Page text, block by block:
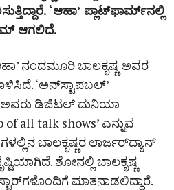
‘ಆಹಾ’ ಪ್ಲಾಟ್‌ಫಾರ್ಮ್‌ನಲ್ಲಿ
ಆಗಲಿದೆ.
ನಂದಮೂರಿ ಬಾಲಕೃಷ್ಣ ಅವರ
‘ಅನ್‌ಸ್ಟಾಪಬಲ್‌’
ಡಿಜಿಟಲ್ ದುನಿಯಾ
of all talk shows’ ಎನ್ನುವ
ಬಾಲಕೃಷ್ಣರ ಲಾರ್ಜರ್‌ದ್ಯಾನ್
ಶೋನಲ್ಲಿ ಬಾಲಕೃಷ್ಣ
ಮಾತನಾಡಲಿದ್ದಾರೆ.